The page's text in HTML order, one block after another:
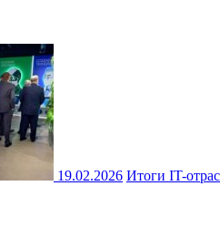
19.02.2026 Итоги IT-